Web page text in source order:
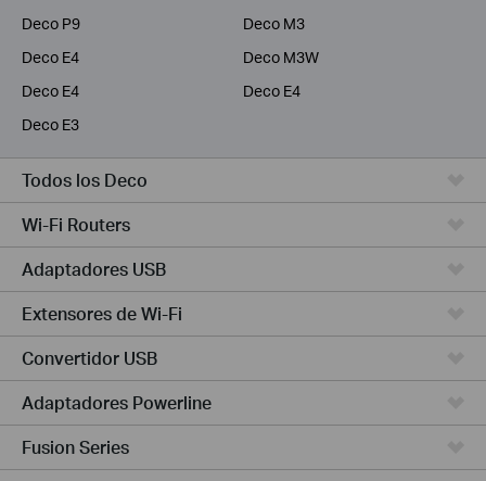
Deco P9
Deco M3
Deco E4
Deco M3W
Deco E4
Deco E4
Deco E3
Todos los Deco
Wi-Fi Routers
Adaptadores USB
Extensores de Wi-Fi
Convertidor USB
Adaptadores Powerline
Fusion Series